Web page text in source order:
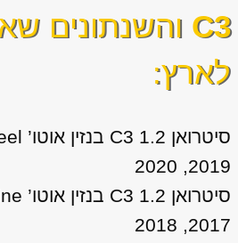
C3 והשנתונים
לארץ:
2019, 2020
2017, 2018